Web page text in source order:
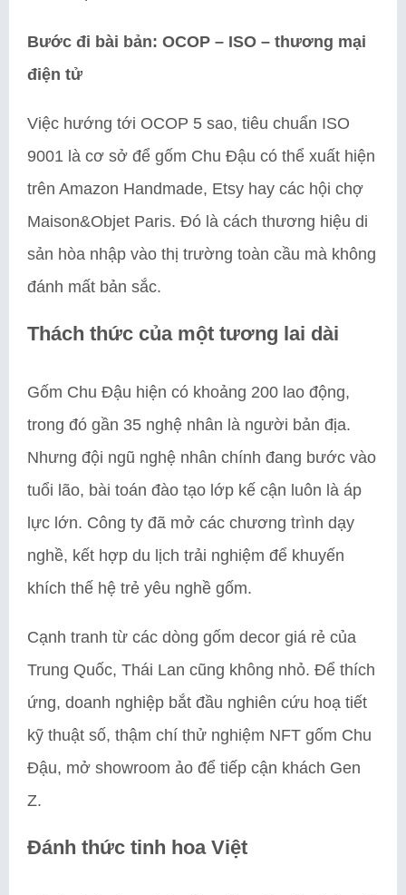
Bước đi bài bản: OCOP – ISO – thương mại
điện tử
Việc hướng tới OCOP 5 sao, tiêu chuẩn ISO
9001 là cơ sở để gốm Chu Đậu có thể xuất hiện
trên Amazon Handmade, Etsy hay các hội chợ
Maison&Objet Paris. Đó là cách thương hiệu di
sản hòa nhập vào thị trường toàn cầu mà không
đánh mất bản sắc.
Thách thức của một tương lai dài
Gốm Chu Đậu hiện có khoảng 200 lao động,
trong đó gần 35 nghệ nhân là người bản địa.
Nhưng đội ngũ nghệ nhân chính đang bước vào
tuổi lão, bài toán đào tạo lớp kế cận luôn là áp
lực lớn. Công ty đã mở các chương trình dạy
nghề, kết hợp du lịch trải nghiệm để khuyến
khích thế hệ trẻ yêu nghề gốm.
Cạnh tranh từ các dòng gốm decor giá rẻ của
Trung Quốc, Thái Lan cũng không nhỏ. Để thích
ứng, doanh nghiệp bắt đầu nghiên cứu hoạ tiết
kỹ thuật số, thậm chí thử nghiệm NFT gốm Chu
Đậu, mở showroom ảo để tiếp cận khách Gen
Z.
Đánh thức tinh hoa Việt